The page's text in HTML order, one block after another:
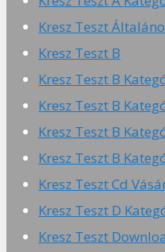
Kresz Teszt
Kresz Teszt B
Kresz Teszt B
Kresz Teszt B
Kresz Teszt B
Kresz Teszt B
Kresz Teszt Cd
Kresz Teszt D
Kresz Teszt